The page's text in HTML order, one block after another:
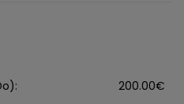
200.00€